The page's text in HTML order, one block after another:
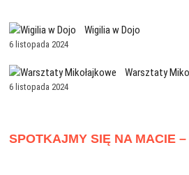
Wigilia w Dojo
6 listopada 2024
Warsztaty
6 listopada 2024
SPOTKAJMY SIĘ NA MACIE